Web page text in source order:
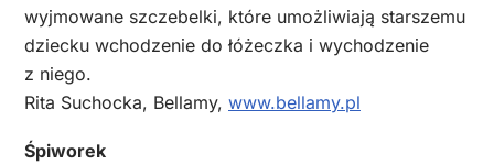
wyjmowane szczebelki, które umożliwiają starszemu
dziecku wchodzenie do łóżeczka i wychodzenie
z niego.
Rita Suchocka, Bellamy, www.bellamy.pl
Śpiworek